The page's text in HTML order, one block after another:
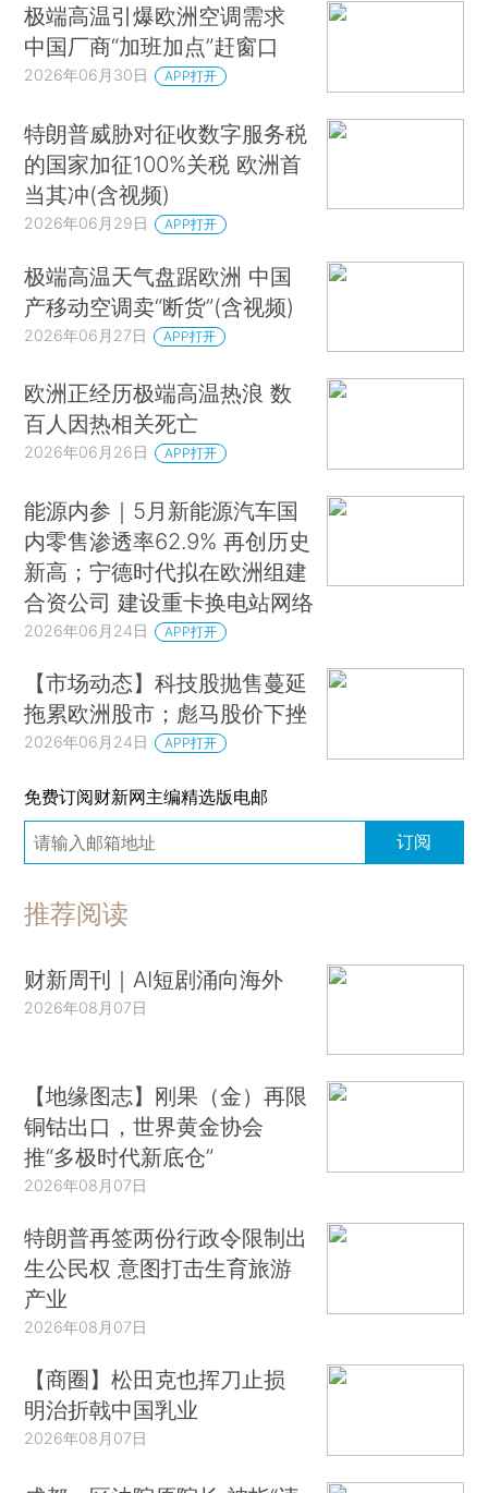
极端高温引爆欧洲空调需求
中国厂商“加班加点”赶窗口
2026年06月30日 APP打开
特朗普威胁对征收数字服务税
的国家加征100%关税 欧洲首
当其冲(含视频)
2026年06月29日 APP打开
极端高温天气盘踞欧洲 中国
产移动空调卖“断货”(含视频)
2026年06月27日 APP打开
欧洲正经历极端高温热浪 数
百人因热相关死亡
2026年06月26日 APP打开
能源内参｜5月新能源汽车国
内零售渗透率62.9% 再创历史
新高；宁德时代拟在欧洲组建
合资公司 建设重卡换电站网络
2026年06月24日 APP打开
【市场动态】科技股抛售蔓延
拖累欧洲股市；彪马股价下挫
2026年06月24日 APP打开
免费订阅财新网主编精选版电邮
订阅
推荐阅读
财新周刊｜AI短剧涌向海外
2026年08月07日
【地缘图志】刚果（金）再限
铜钴出口，世界黄金协会
推“多极时代新底仓”
2026年08月07日
特朗普再签两份行政令限制出
生公民权 意图打击生育旅游
产业
2026年08月07日
【商圈】松田克也挥刀止损
明治折戟中国乳业
2026年08月07日